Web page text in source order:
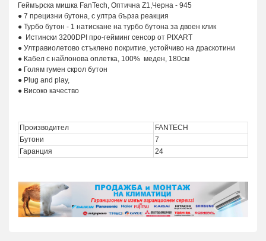
Геймърска мишка FanTech, Оптична Z1,Черна - 945
● 7 прецизни бутона, с ултра бърза реакция
● Турбо бутон - 1 натискане на турбо бутона за двоен клик
● Истински 3200DPI про-гейминг сенсор от PIXART
● Ултравиолетово стъклено покритие, устойчиво на драскотини
● Кабел с найлонова оплетка, 100% меден, 180см
● Голям гумен скрол бутон
● Plug and play,
● Високо качество
Производител
FANTECH
Бутони
7
Гаранция
24